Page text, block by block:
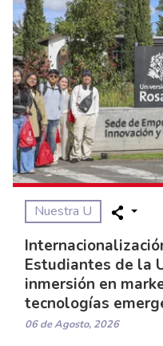
Nuestra U
Estudiantes de la
inmersión en
tecnologías
06 de Agosto, 2026